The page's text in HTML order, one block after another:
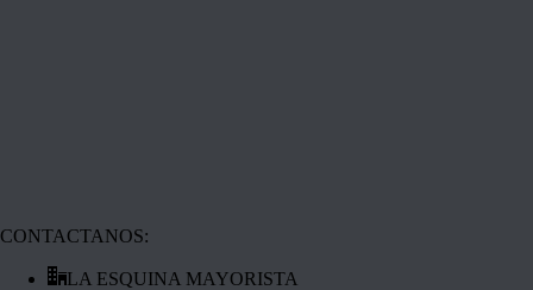
CONTACTANOS:
LA ESQUINA MAYORISTA